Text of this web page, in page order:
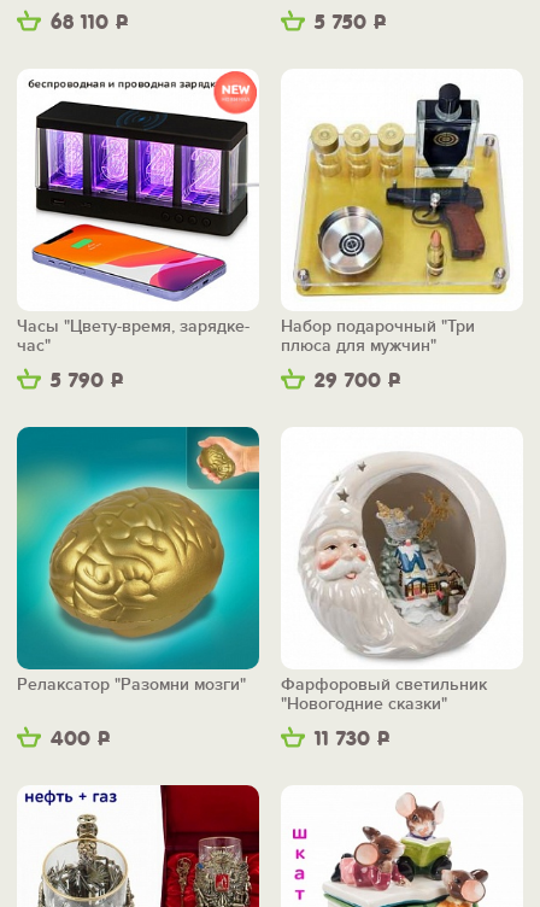
68 110 Р 5 750 Р
5 790 Р
Часы "Цвету-время, зарядке-
час"
29 700 Р
Набор подарочный "Три
плюса для мужчин"
400 Р
Релаксатор "Разомни мозги"
11 730 Р
Фарфоровый светильник
"Новогодние сказки"